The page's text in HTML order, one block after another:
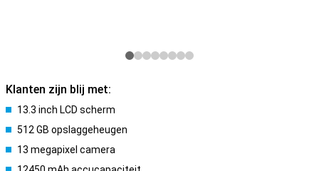
Klanten zijn blij met:
13.3 inch LCD scherm
512 GB opslaggeheugen
13 megapixel camera